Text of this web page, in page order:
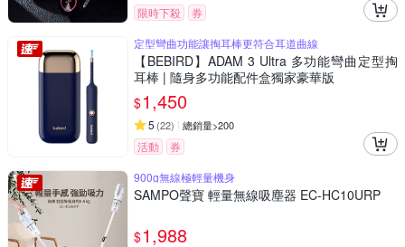
限時下殺
券
定型彎曲功能讓掏耳棒更符合耳道曲線
【BEBIRD】ADAM 3 Ultra 多功能彎曲定型掏
耳棒 | 隨身多功能配件盒獨家豪華版
$1,450
5 (22) 總銷量>200
活動
券
900g無線極輕量機身
SAMPO聲寶 輕量無線吸塵器 EC-HC10URP
$1,988